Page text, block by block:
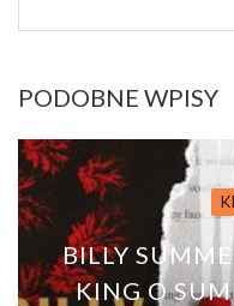
PODOBNE WPISY
BILLY
KING O